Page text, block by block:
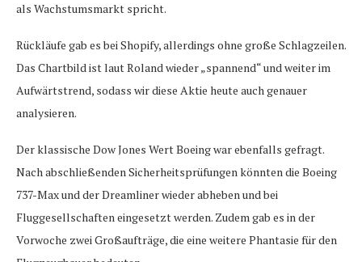
als Wachstumsmarkt spricht.
Rückläufe gab es bei Shopify, allerdings ohne große Schlagzeilen.
Das Chartbild ist laut Roland wieder „spannend“ und weiter im
Aufwärtstrend, sodass wir diese Aktie heute auch genauer
analysieren.
Der klassische Dow Jones Wert Boeing war ebenfalls gefragt.
Nach abschließenden Sicherheitsprüfungen könnten die Boeing
737-Max und der Dreamliner wieder abheben und bei
Fluggesellschaften eingesetzt werden. Zudem gab es in der
Vorwoche zwei Großaufträge, die eine weitere Phantasie für den